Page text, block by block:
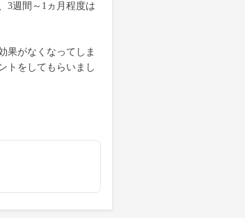
3週間～1ヵ月程度は
果がなくなってしま
トをしてもらいまし